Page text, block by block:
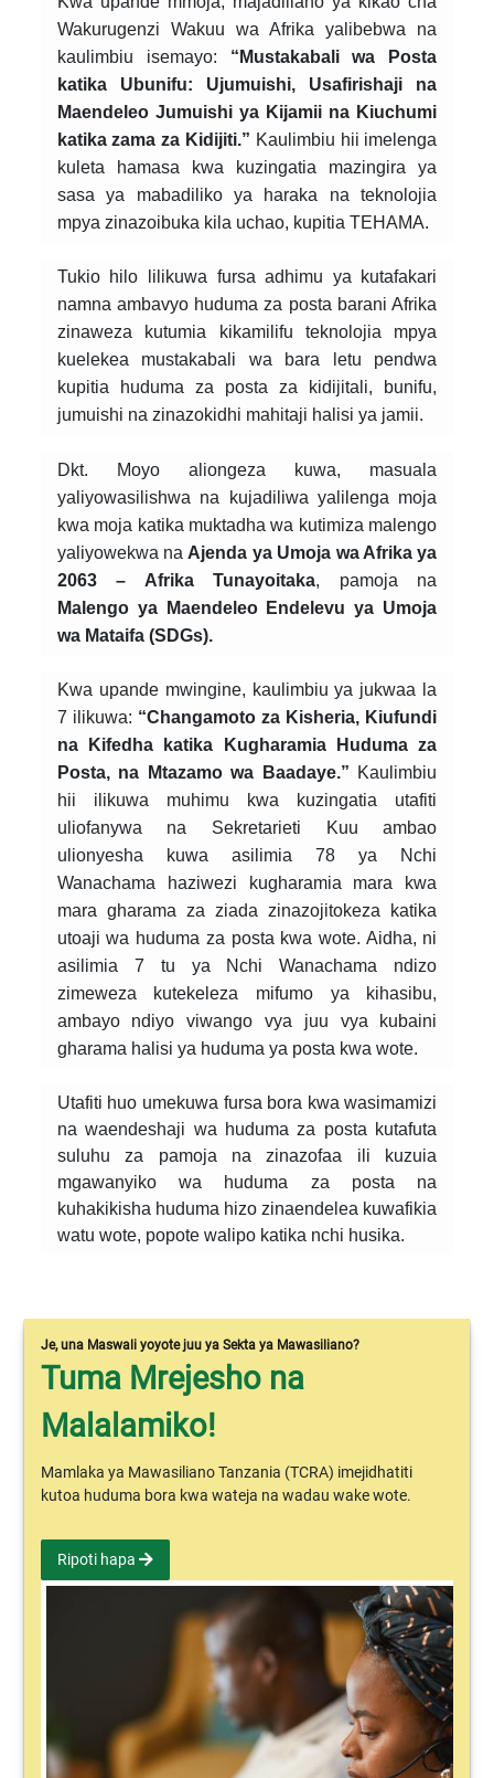
Wakurugenzi Wakuu wa Afrika yalibebwa na
kaulimbiu isemayo: “Mustakabali wa Posta
katika Ubunifu: Ujumuishi, Usafirishaji na
Maendeleo Jumuishi ya Kijamii na Kiuchumi
katika zama za Kidijiti.” Kaulimbiu hii imelenga
kuleta hamasa kwa kuzingatia mazingira ya
sasa ya mabadiliko ya haraka na teknolojia
mpya zinazoibuka kila uchao, kupitia TEHAMA.
Tukio hilo lilikuwa fursa adhimu ya kutafakari
namna ambavyo huduma za posta barani Afrika
zinaweza kutumia kikamilifu teknolojia mpya
kuelekea mustakabali wa bara letu pendwa
kupitia huduma za posta za kidijitali, bunifu,
jumuishi na zinazokidhi mahitaji halisi ya jamii.
Dkt. Moyo aliongeza kuwa, masuala
yaliyowasilishwa na kujadiliwa yalilenga moja
kwa moja katika muktadha wa kutimiza malengo
yaliyowekwa na Ajenda ya Umoja wa Afrika ya
2063 – Afrika Tunayoitaka, pamoja na
Malengo ya Maendeleo Endelevu ya Umoja
wa Mataifa (SDGs).
Kwa upande mwingine, kaulimbiu ya jukwaa la
7 ilikuwa: “Changamoto za Kisheria, Kiufundi
na Kifedha katika Kugharamia Huduma za
Posta, na Mtazamo wa Baadaye.” Kaulimbiu
hii ilikuwa muhimu kwa kuzingatia utafiti
uliofanywa na Sekretarieti Kuu ambao
ulionyesha kuwa asilimia 78 ya Nchi
Wanachama haziwezi kugharamia mara kwa
mara gharama za ziada zinazojitokeza katika
utoaji wa huduma za posta kwa wote. Aidha, ni
asilimia 7 tu ya Nchi Wanachama ndizo
zimeweza kutekeleza mifumo ya kihasibu,
ambayo ndiyo viwango vya juu vya kubaini
gharama halisi ya huduma ya posta kwa wote.
Utafiti huo umekuwa fursa bora kwa wasimamizi
na waendeshaji wa huduma za posta kutafuta
suluhu za pamoja na zinazofaa ili kuzuia
mgawanyiko wa huduma za posta na
kuhakikisha huduma hizo zinaendelea kuwafikia
watu wote, popote walipo katika nchi husika.
Je, una Maswali yoyote juu ya Sekta ya Mawasiliano?
Tuma Mrejesho na
Malalamiko!
Mamlaka ya Mawasiliano Tanzania (TCRA) imejidhatiti
kutoa huduma bora kwa wateja na wadau wake wote.
Ripoti hapa